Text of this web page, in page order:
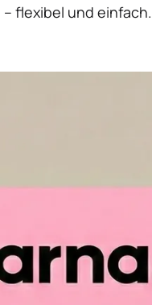
flexibel und einfach.